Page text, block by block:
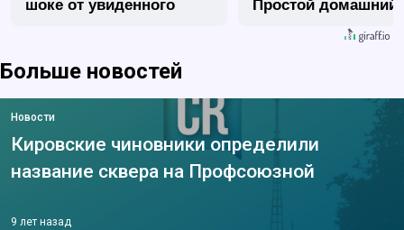
шоке от увиденного
Простой домашний
Больше новостей
Новости
Кировские чиновники определили
название сквера на Профсоюзной
9 лет назад